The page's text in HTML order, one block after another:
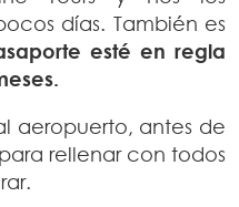
días. También es
esté en regla
aeropuerto, antes de
rellenar con todos